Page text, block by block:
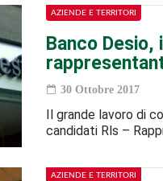
AZIENDE E TERRITORI
Banco
30 Ottobre 2017
Il grande lavoro di
candidati Rls –
AZIENDE E TERRITORI